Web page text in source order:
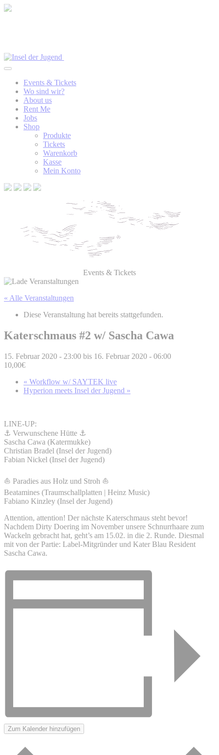
Events & Tickets
Wo sind wir?
About us
Rent Me
Jobs
Shop
Produkte
Tickets
Warenkorb
Kasse
Mein Konto
Events & Tickets
« Alle Veranstaltungen
Diese Veranstaltung hat bereits stattgefunden.
Katerschmaus #2 w/ Sascha Cawa
15. Februar 2020 - 23:00 bis 16. Februar 2020 - 06:00
10,00€
« Workflow w/ SAYTEK live
Hyperion meets Insel der Jugend »
LINE-UP:
⚓️ Verwunschene Hütte ⚓️
Sascha Cawa (Katermukke)
Christian Bradel (Insel der Jugend)
Fabian Nickel (Insel der Jugend)
⛵️ Paradies aus Holz und Stroh ⛵️
Beatamines (Traumschallplatten | Heinz Music)
Fabiano Kinzley (Insel der Jugend)
Attention, attention! Der nächste Katerschmaus steht bevor!
Nachdem Dirty Doering im November unsere Schnurrhaare zum
Wackeln gebracht hat, geht’s am 15.02. in die 2. Runde. Diesmal
mit von der Partie: Label-Mitgründer und Kater Blau Resident
Sascha Cawa.
Zum Kalender hinzufügen